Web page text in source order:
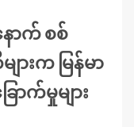
ာက် စစ်
းက မြန်မာ
ောက်မှုများ